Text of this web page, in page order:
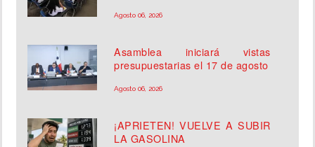
Agosto 06, 2026
Asamblea iniciará vistas
presupuestarias el 17 de agosto
Agosto 06, 2026
¡APRIETEN! VUELVE A SUBIR
LA GASOLINA